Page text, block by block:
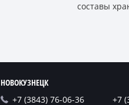
составы
НОВОКУЗНЕЦК
+7 (3843) 76-06-36
+7